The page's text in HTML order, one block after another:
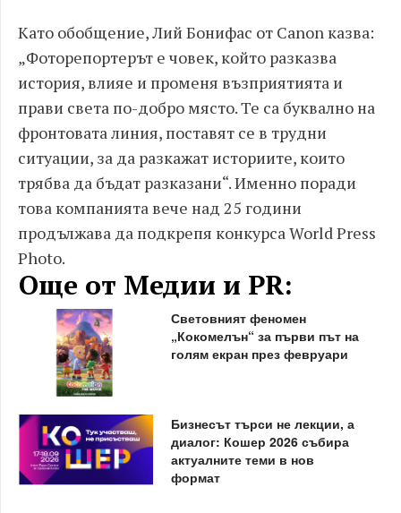
Като обобщение, Лий Бонифас от Canon казва:
„Фоторепортерът е човек, който разказва
история, влияе и променя възприятията и
прави света по-добро място. Те са буквално на
фронтовата линия, поставят се в трудни
ситуации, за да разкажат историите, които
трябва да бъдат разказани“. Именно поради
това компанията вече над 25 години
продължава да подкрепя конкурса World Press
Photo.
Още от Медии и PR:
Световният феномен
„Кокомелън“ за първи път на
голям екран през февруари
Бизнесът търси не лекции, а
диалог: Кошер 2026 събира
актуалните теми в нов
формат